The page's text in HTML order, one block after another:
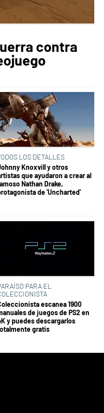
contra
LOS DETALLES
Knoxvill y otros
que ayudaron a crear al
Nathan Drake,
de 'Uncharted'
PARA EL
escanea 1900
de juegos de PS2 en
y puedes descargarlos
gratis